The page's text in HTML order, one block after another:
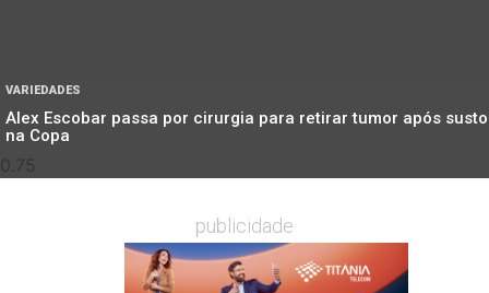
VARIEDADES
Alex Escobar passa por cirurgia para retirar tumor após susto
na Copa
publicidade